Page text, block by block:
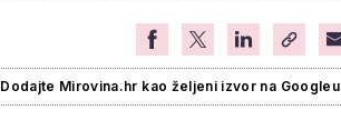
Dodajte Mirovina.hr kao željeni izvor na Googleu